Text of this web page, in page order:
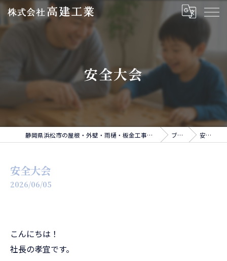
安全大会
静岡県浜松市の屋根・外壁・雨樋・板金工事なら株式会社高建工業 ブログ 安全大会
安全大会
2026/06/05
こんにちは！
社長の孝宜です。